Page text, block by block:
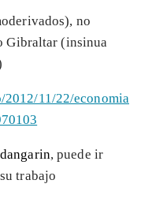
no
Gibraltar (insinua
11/22/economia
, puede ir
trabajo